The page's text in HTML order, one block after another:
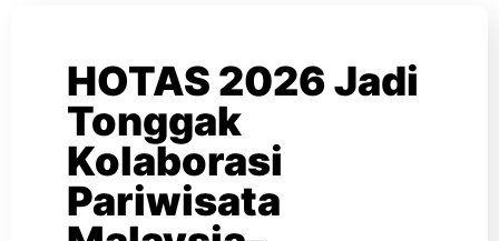
HOTAS 2026 Jadi
Tonggak
Kolaborasi
Pariwisata